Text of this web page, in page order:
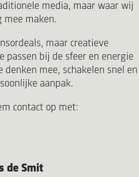
media, maar waar wij
mee maken.
maar creatieve
passen bij de sfeer en energie
denken mee, schakelen snel en
aanpak.
contact op met:
de Smit